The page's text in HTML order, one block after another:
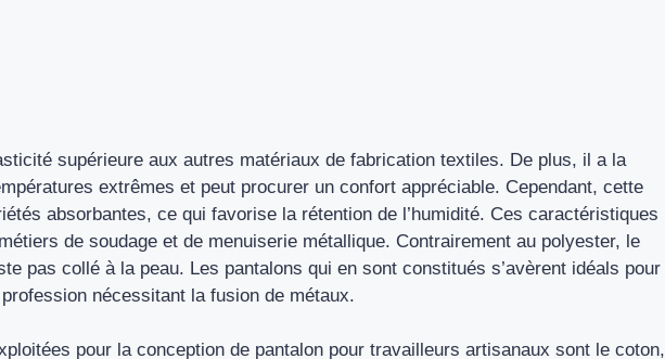
supérieure aux autres matériaux de fabrication textiles. De plus, il a la
extrêmes et peut procurer un confort appréciable. Cependant, cette
absorbantes, ce qui favorise la rétention de l’humidité. Ces caractéristiques
de soudage et de menuiserie métallique. Contrairement au polyester, le
pas collé à la peau. Les pantalons qui en sont constitués s’avèrent idéals pour
nécessitant la fusion de métaux.
pour la conception de pantalon pour travailleurs artisanaux sont le coton,